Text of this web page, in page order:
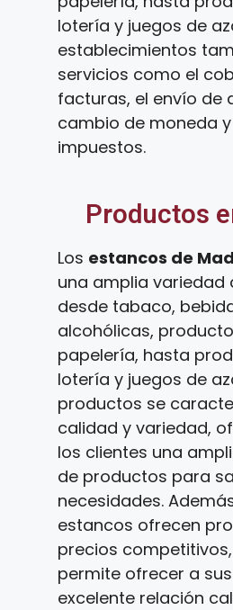
lotería y juegos de
establecimientos
servicios como el
facturas, el envío de
cambio de moneda
impuestos.
Productos
Los estancos de
una amplia variedad
desde tabaco,
alcohólicas,
papelería, hasta
lotería y juegos de
productos se
calidad y variedad,
los clientes una
de productos para
necesidades.
estancos ofrecen
precios
permite ofrecer a
excelente relación